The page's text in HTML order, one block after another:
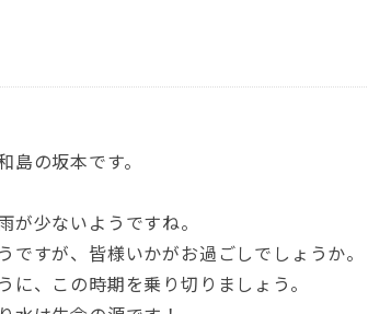
の坂本です。
少ないようですね。
すが、皆様いかがお過ごしでしょうか。
、この時期を乗り切りましょう。